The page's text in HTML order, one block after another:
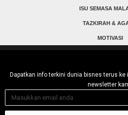
ISU SEMASA
TAZKIRAH &
MOTIVASI
Dapatkan info terkini dunia bisnes terus
newsletter